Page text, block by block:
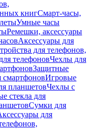
книгСмарт-часы,
Умные часы
Ремешки, аксессуары
Аксессуары для
для телефонов,
телефоновЧехлы для
Защитные
смартфоновИгровые
планшетовЧехлы с
стекла для
Сумки для
для